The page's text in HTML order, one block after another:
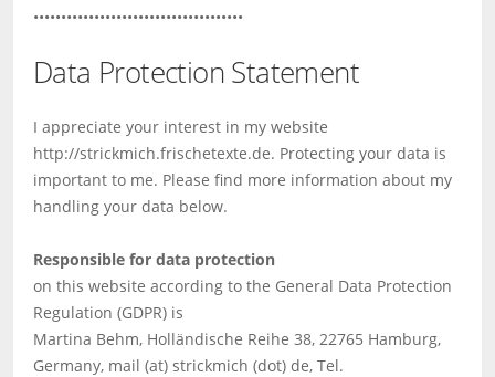
••••••••••••••••••••••••••••••••••••••
Data Protection Statement
I appreciate your interest in my website
http://strickmich.frischetexte.de. Protecting your data is
important to me. Please find more information about my
handling your data below.
Responsible for data protection
on this website according to the General Data Protection
Regulation (GDPR) is
Martina Behm, Holländische Reihe 38, 22765 Hamburg,
Germany, mail (at) strickmich (dot) de, Tel.